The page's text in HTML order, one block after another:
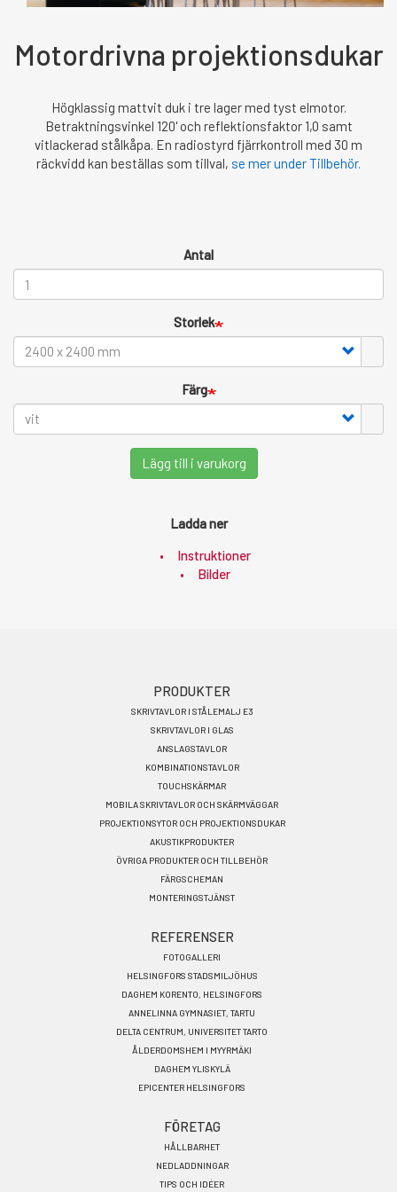
Motordrivna projektionsdukar
Högklassig mattvit duk i tre lager med tyst elmotor.
Betraktningsvinkel 120' och reflektionsfaktor 1,0 samt
vitlackerad stålkåpa. En radiostyrd fjärrkontroll med 30 m
räckvidd kan beställas som tillval, se mer under Tillbehör.
Antal
Storlek
Färg
Lägg till i varukorg
Ladda ner
Instruktioner
Bilder
PRODUKTER
SKRIVTAVLOR I STÅLEMALJ E3
SKRIVTAVLOR I GLAS
ANSLAGSTAVLOR
KOMBINATIONSTAVLOR
TOUCHSKÄRMAR
MOBILA SKRIVTAVLOR OCH SKÄRMVÄGGAR
PROJEKTIONSYTOR OCH PROJEKTIONSDUKAR
AKUSTIKPRODUKTER
ÖVRIGA PRODUKTER OCH TILLBEHÖR
FÄRGSCHEMAN
MONTERINGSTJÄNST
REFERENSER
FOTOGALLERI
HELSINGFORS STADSMILJÖHUS
DAGHEM KORENTO, HELSINGFORS
ANNELINNA GYMNASIET, TARTU
DELTA CENTRUM, UNIVERSITET TARTO
ÅLDERDOMSHEM I MYYRMÄKI
DAGHEM YLISKYLÄ
EPICENTER HELSINGFORS
FÖRETAG
HÅLLBARHET
NEDLADDNINGAR
TIPS OCH IDÉER